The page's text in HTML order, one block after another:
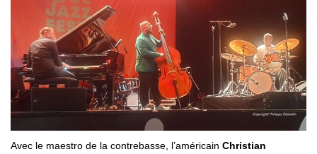
Avec le maestro de la contrebasse, l’américain Christian